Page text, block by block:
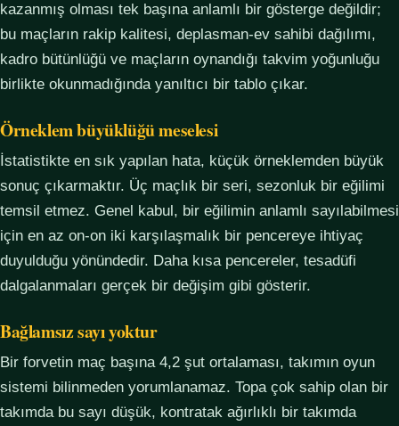
kazanmış olması tek başına anlamlı bir gösterge değildir;
bu maçların rakip kalitesi, deplasman-ev sahibi dağılımı,
kadro bütünlüğü ve maçların oynandığı takvim yoğunluğu
birlikte okunmadığında yanıltıcı bir tablo çıkar.
Örneklem büyüklüğü meselesi
İstatistikte en sık yapılan hata, küçük örneklemden büyük
sonuç çıkarmaktır. Üç maçlık bir seri, sezonluk bir eğilimi
temsil etmez. Genel kabul, bir eğilimin anlamlı sayılabilmesi
için en az on-on iki karşılaşmalık bir pencereye ihtiyaç
duyulduğu yönündedir. Daha kısa pencereler, tesadüfi
dalgalanmaları gerçek bir değişim gibi gösterir.
Bağlamsız sayı yoktur
Bir forvetin maç başına 4,2 şut ortalaması, takımın oyun
sistemi bilinmeden yorumlanamaz. Topa çok sahip olan bir
takımda bu sayı düşük, kontratak ağırlıklı bir takımda